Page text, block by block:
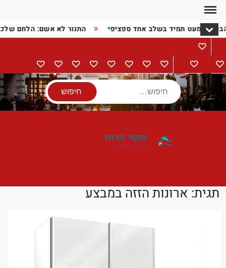
Skip
content
התנור לא אשם: הלחם כמעט תמיד בשלב אחד ספציפי
דף
הבית
מתכונים
בישול הורים
וילדים
מתנותמוצרי
חשמל
טיוליםאודותצור
קשר
מדיניות
פרטיות
הצהרת
נגישות
חיפוש
תגית: ארונות הזזה במבצע